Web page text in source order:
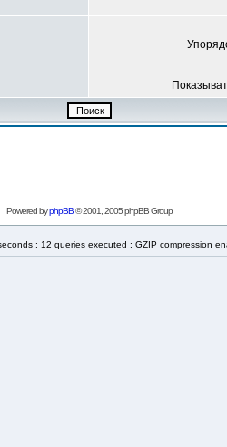
Powered byphpBB© 2001, 2005 phpBB Group
: 12 queries executed : GZIP compression